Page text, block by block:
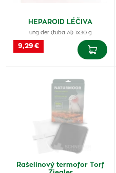
HEPAROID LÉČIVA
ung der (tuba Al) 1x30 g
9,29 €
Rašelinový termofor Torf